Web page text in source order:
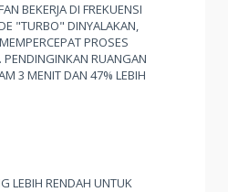
BEKERJA DI FREKUENSI
"TURBO" DINYALAKAN,
PROSES
PENDINGINKAN RUANGAN
3 MENIT DAN 47% LEBIH
LEBIH RENDAH UNTUK